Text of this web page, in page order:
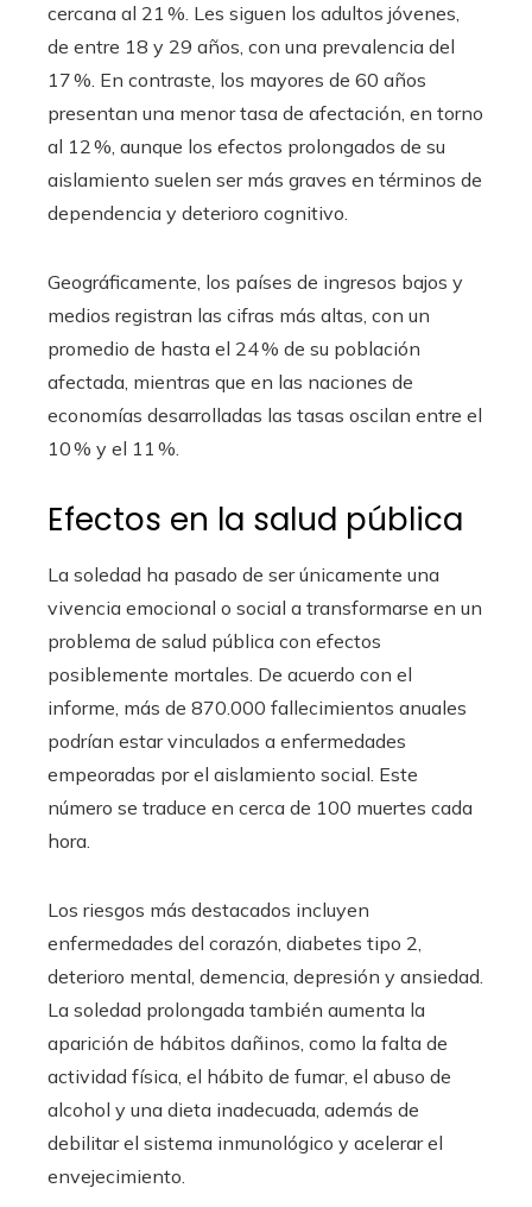
cercana al 21 %. Les siguen los adultos jóvenes,
de entre 18 y 29 años, con una prevalencia del
17 %. En contraste, los mayores de 60 años
presentan una menor tasa de afectación, en torno
al 12 %, aunque los efectos prolongados de su
aislamiento suelen ser más graves en términos de
dependencia y deterioro cognitivo.
Geográficamente, los países de ingresos bajos y
medios registran las cifras más altas, con un
promedio de hasta el 24 % de su población
afectada, mientras que en las naciones de
economías desarrolladas las tasas oscilan entre el
10 % y el 11 %.
Efectos en la salud pública
La soledad ha pasado de ser únicamente una
vivencia emocional o social a transformarse en un
problema de salud pública con efectos
posiblemente mortales. De acuerdo con el
informe, más de 870.000 fallecimientos anuales
podrían estar vinculados a enfermedades
empeoradas por el aislamiento social. Este
número se traduce en cerca de 100 muertes cada
hora.
Los riesgos más destacados incluyen
enfermedades del corazón, diabetes tipo 2,
deterioro mental, demencia, depresión y ansiedad.
La soledad prolongada también aumenta la
aparición de hábitos dañinos, como la falta de
actividad física, el hábito de fumar, el abuso de
alcohol y una dieta inadecuada, además de
debilitar el sistema inmunológico y acelerar el
envejecimiento.